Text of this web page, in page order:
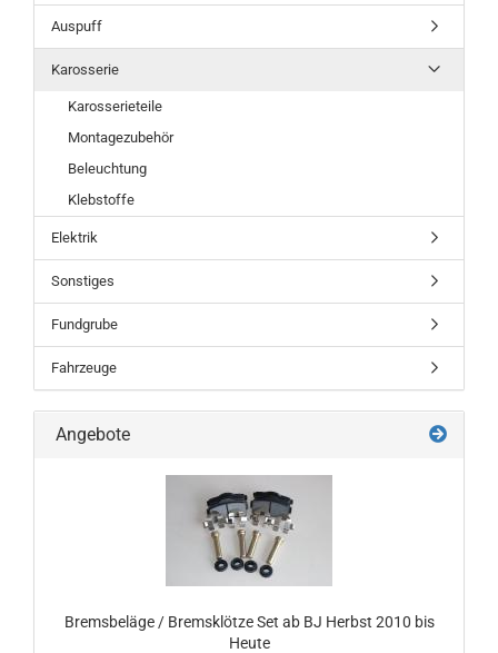
Auspuff
Karosserie
Karosserieteile
Montagezubehör
Beleuchtung
Klebstoffe
Elektrik
Sonstiges
Fundgrube
Fahrzeuge
Angebote
Bremsbeläge / Bremsklötze Set ab BJ Herbst 2010 bis
Heute